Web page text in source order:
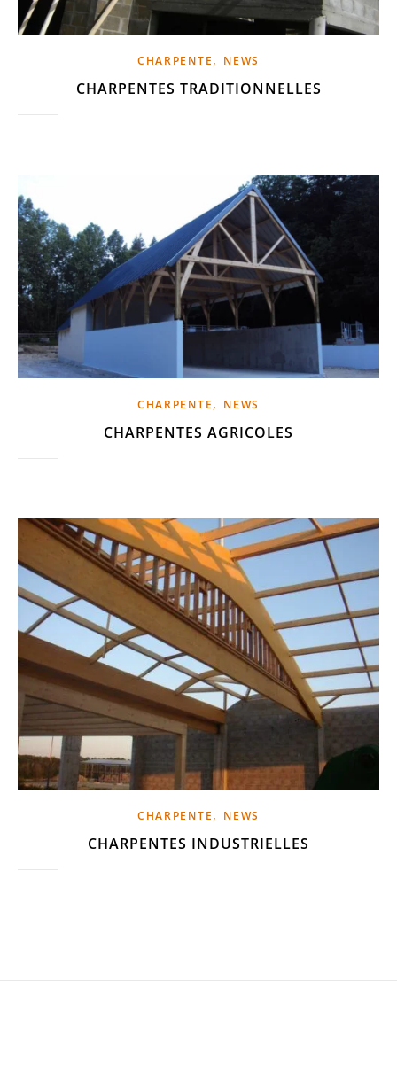
CHARPENTE, NEWS
CHARPENTES TRADITIONNELLES
CHARPENTE, NEWS
CHARPENTES AGRICOLES
CHARPENTE, NEWS
CHARPENTES INDUSTRIELLES